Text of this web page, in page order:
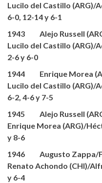
Lucilo del Castillo (ARG)/
6-0, 12-14 y 6-1
1943 Alejo Russell
Lucilo del Castillo (ARG)/
2-6 y 6-0
1944 Enrique Morea
Lucilo del Castillo (ARG)/
6-2, 4-6 y 7-5
1945 Alejo Russell
Enrique Morea (ARG)/
y 8-6
1946 Augusto Zappa/
Renato Achondo (CHI)/
y 6-4